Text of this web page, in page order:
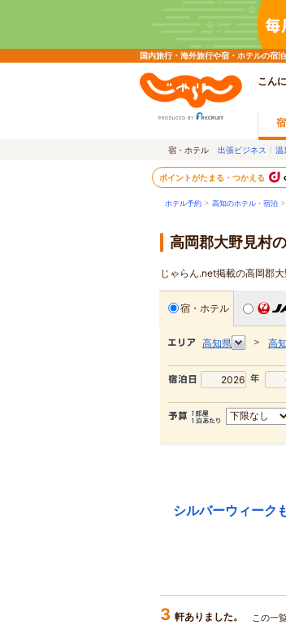
国内旅行・海外旅行や宿・ホテルの宿
こん
宿・ホテル 出張ビジネス 温
ポイントがたまる・つかえる
ホテル予約 > 高知のホテル・宿泊 >
高岡郡大野見村
じゃらん.net掲載の高岡郡
宿・ホテル
高知県 ＞ 高
シルバーウィーク
3 軒ありました。 この一